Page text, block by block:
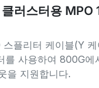
러스터용 MPO
플리터 케이블(Y 케
를 사용하여 800G
을 지원합니다.